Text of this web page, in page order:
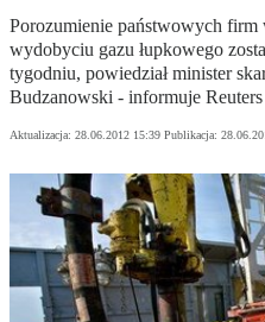
Porozumienie państwowych firm
wydobyciu gazu łupkowego
tygodniu, powiedział minister
Budzanowski - informuje Reuters
Aktualizacja: 28.06.2012 15:39 Publikacja: